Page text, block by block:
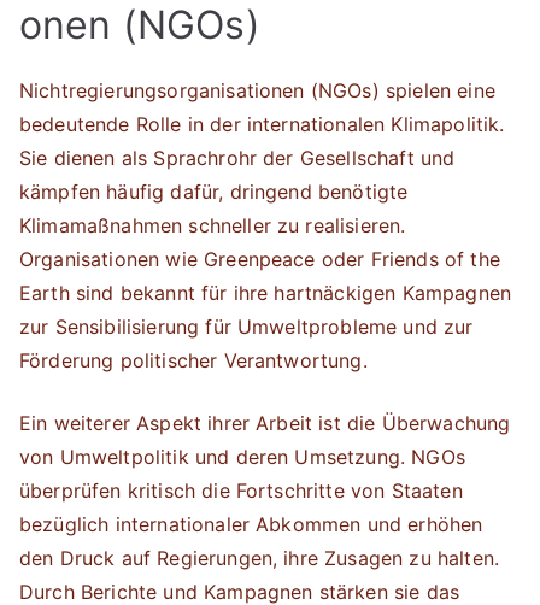
onen (NGOs)
Nichtregierungsorganisationen (NGOs) spielen eine
bedeutende Rolle in der internationalen Klimapolitik.
Sie dienen als Sprachrohr der Gesellschaft und
kämpfen häufig dafür, dringend benötigte
Klimamaßnahmen schneller zu realisieren.
Organisationen wie Greenpeace oder Friends of the
Earth sind bekannt für ihre hartnäckigen Kampagnen
zur Sensibilisierung für Umweltprobleme und zur
Förderung politischer Verantwortung.
Ein weiterer Aspekt ihrer Arbeit ist die Überwachung
von Umweltpolitik und deren Umsetzung. NGOs
überprüfen kritisch die Fortschritte von Staaten
bezüglich internationaler Abkommen und erhöhen
den Druck auf Regierungen, ihre Zusagen zu halten.
Durch Berichte und Kampagnen stärken sie das